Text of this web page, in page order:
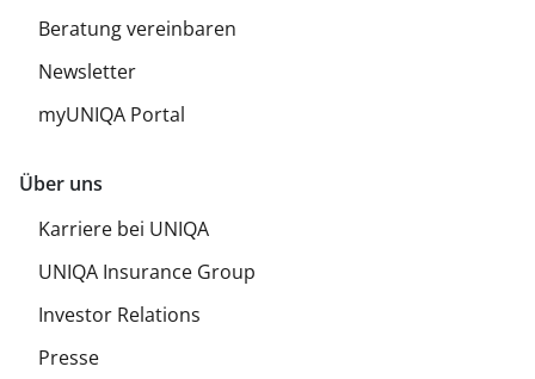
Beratung vereinbaren
Newsletter
myUNIQA Portal
Über uns
Karriere bei UNIQA
UNIQA Insurance Group
Investor Relations
Presse